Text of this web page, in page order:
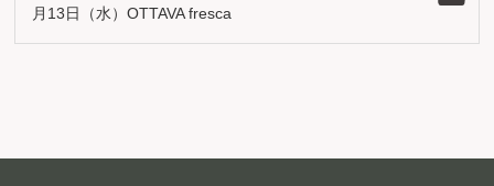
月13日（水）OTTAVA fresca